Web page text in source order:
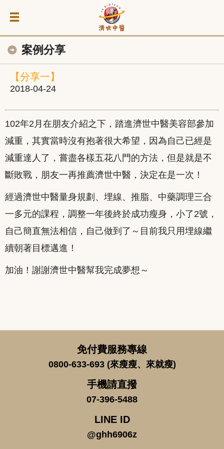
案例分享
【分享一】
2018-04-24
102年2月在朋友介紹之下，踏進濟世中醫美容部參加
減重，其實當時沒有抱著很大希望，因為自己已經是
減重達人了，嘗盡各樣五花八門的方法，但是就是不
斷敗戰，朋友一再推薦濟世中醫，決定在是一次！
經過濟世中醫量身規劃、埋線、推脂、中藥調理三合
一多元的課程，調整一年後終於成功瘦身，小了2號，
自己簡直無法相信，自己做到了～目前我只用埋線繼
續朝著目標邁進！
加油！謝謝濟世中醫幫我完成夢想～
免付費服務專線
0800-633-693 (來瘦瘦、來就瘦)
手機請直撥
07-396-5488
LINE ID
@ghh6906z